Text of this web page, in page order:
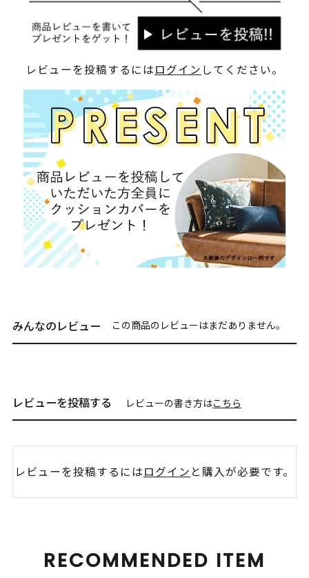
レビューを投稿するにはログイン してください。
みんなのレビュー この商品のレビューはまだありません。
レビューを投稿する レビューの書き方はこちら
レビューを投稿するにはログイン と購入が必要です。
RECOMMENDED ITEM